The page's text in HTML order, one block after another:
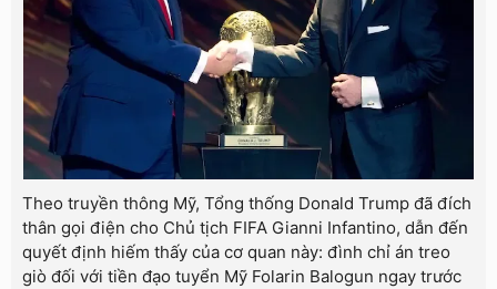
Theo truyền thông Mỹ, Tổng thống Donald Trump đã đích
thân gọi điện cho Chủ tịch FIFA Gianni Infantino, dẫn đến
quyết định hiếm thấy của cơ quan này: đình chỉ án treo
giò đối với tiền đạo tuyển Mỹ Folarin Balogun ngay trước